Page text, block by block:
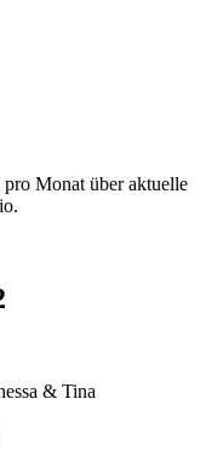
Monat über aktuelle
& Tina